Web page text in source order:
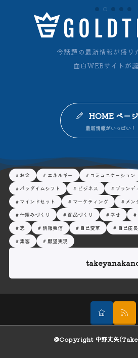
今話題の最新情報が盛り
面白WEBサイトが
HOME ペー
お金 エネルギー コミュニケーション
パラダイムシフト
ビジネス ブランデ
マインドセット
マーケティング メン
仕組みづくり
商品づくり 幸せ
志
情報発信 自己変革 自己成長
集客
願望実現
＠Copyright 中野丈矢